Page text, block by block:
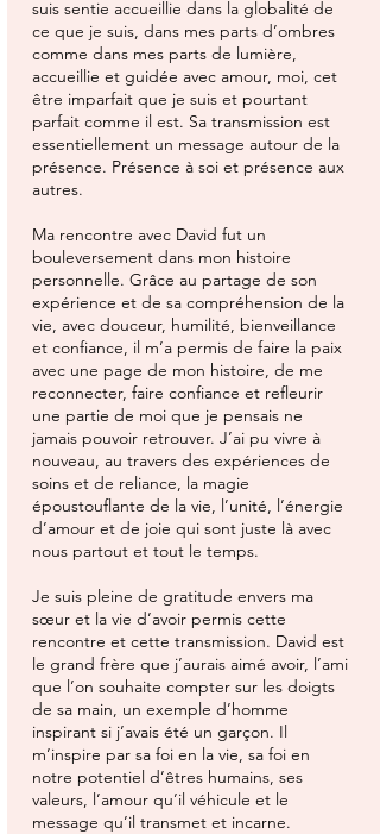
suis sentie accueillie dans la globalité de
ce que je suis, dans mes parts d’ombres
comme dans mes parts de lumière,
accueillie et guidée avec amour, moi, cet
être imparfait que je suis et pourtant
parfait comme il est. Sa transmission est
essentiellement un message autour de la
présence. Présence à soi et présence aux
autres.
Ma rencontre avec David fut un
bouleversement dans mon histoire
personnelle. Grâce au partage de son
expérience et de sa compréhension de la
vie, avec douceur, humilité, bienveillance
et confiance, il m’a permis de faire la paix
avec une page de mon histoire, de me
reconnecter, faire confiance et refleurir
une partie de moi que je pensais ne
jamais pouvoir retrouver. J’ai pu vivre à
nouveau, au travers des expériences de
soins et de reliance, la magie
époustouflante de la vie, l’unité, l’énergie
d’amour et de joie qui sont juste là avec
nous partout et tout le temps.
Je suis pleine de gratitude envers ma
sœur et la vie d’avoir permis cette
rencontre et cette transmission. David est
le grand frère que j’aurais aimé avoir, l’ami
que l’on souhaite compter sur les doigts
de sa main, un exemple d’homme
inspirant si j’avais été un garçon. Il
m’inspire par sa foi en la vie, sa foi en
notre potentiel d’êtres humains, ses
valeurs, l’amour qu’il véhicule et le
message qu’il transmet et incarne.